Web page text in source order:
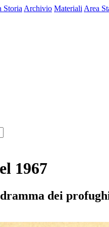
Storia Archivio Materiali Area
1967
dei